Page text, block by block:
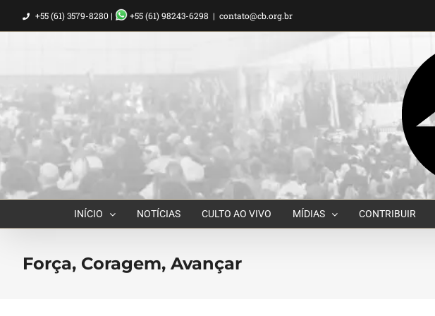
para
+55 (61) 3579-8280 | +55 (61) 98243-6298 | contato@cb.org.br
INÍCIO NOTÍCIAS CULTO AO VIVO MÍDIAS CONTRIBUIR
Força, Coragem, Avançar